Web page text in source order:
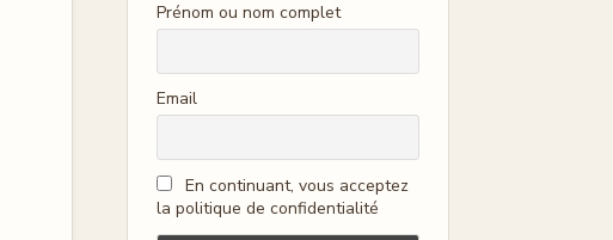
Prénom ou nom complet
Email
En continuant, vous acceptez
la politique de confidentialité